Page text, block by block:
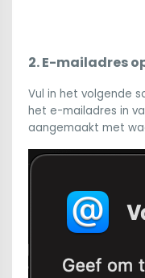
2. E-mailadres
Vul in het volgende
het e-mailadres in
aangemaakt met